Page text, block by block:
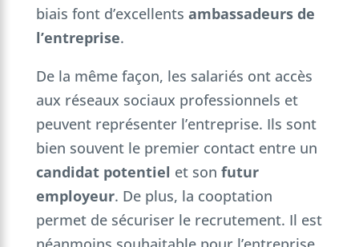
biais font d’excellents ambassadeurs de
l’entreprise.
De la même façon, les salariés ont accès
aux réseaux sociaux professionnels et
peuvent représenter l’entreprise. Ils sont
bien souvent le premier contact entre un
candidat potentiel et son futur
employeur. De plus, la cooptation
permet de sécuriser le recrutement. Il est